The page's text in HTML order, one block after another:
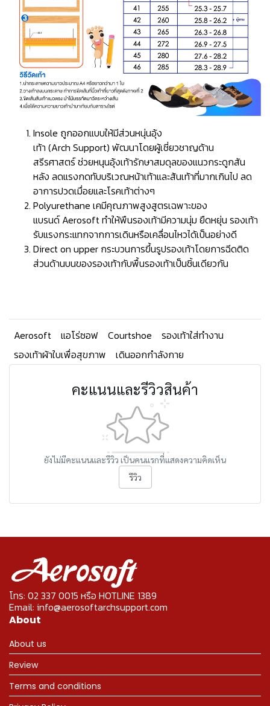
Insole ถูกออกแบบให้มีส่วนหนุ่นอุ้ง
เท้า (Arch Support) พัฒนาโดยผู้เชี่ยวชาญด้าน
สรีรศาสตร์ ช่วยหนุนอุ้งเท้ารักษาสมดุลของแนวกระดูกสัน
หลัง ลดแรงกดทับบริเวณหน้าเท้าและส้นเท้าที่มากเกินไป ลด
อาการปวดเมื่อยและโรคเท้าต่างๆ
Polyurethane เคมีคุณภาพสูงสูตรเฉพาะของ
แบรนด์ Aerosoft ทำให้พืนรองเท้ามีความนุ่ม ยืดหยุ่น รองเท้า
รับแรงกระแทกจากการเดินหรือเคลื่อนไหวได้เป็นอย่างดี
Direct on upper กระบวนการขึ้นรูปรองเท้าโดยการฉีดติด
ส่วนด้านบนของรองเท้ากับพื้นรองเท้าเป็นชิ้นเดียวกัน
Aerosoft แอโร่ซอฟ Courtshoe
รองเท้าใส่ทำงาน
รองเท้าผ้าใบเพื่อสุขภาพ
เดินออกกำลังกาย
คะแนนและรีวิวสินค้า
ยังไม่มีคะแนนและรีวิว เป็นคนแรกที่แสดงความคิดเห็น
รีวิว
โทร: 02 337 0015 หรือ HOTLINE 1389
Email: info@aerosoftarchsupport.com
About
About us
Review
Terms and conditions